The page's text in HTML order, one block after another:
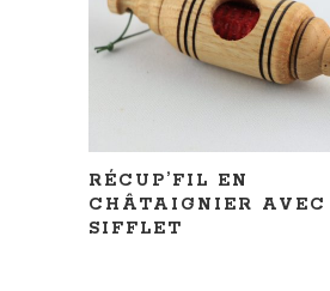
RÉCUP’FIL EN
CHÂTAIGNIER AVEC
SIFFLET